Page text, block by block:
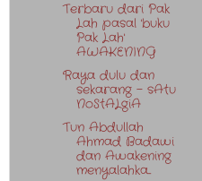
Terbaru dari Pak
Lah pasal 'buku
Pak Lah'
AWAKENING
Raya dulu dan
sekarang - sAtu
NoStALgiA
Tun Abdullah
Ahmad Badawi
dan Awakening
menyalahka...